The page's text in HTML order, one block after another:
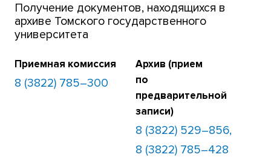
Получение документов, находящихся в
архиве Томского государственного
университета
Приемная комиссия
8 (3822) 785–300
Архив (прием
по
предварительной
записи)
8 (3822) 529–856,
8 (3822) 785–428